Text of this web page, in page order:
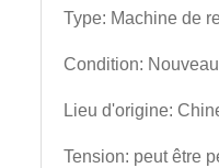
Type: Machine de
Condition: Nouveau
Lieu d'origine:
Tension: peut être